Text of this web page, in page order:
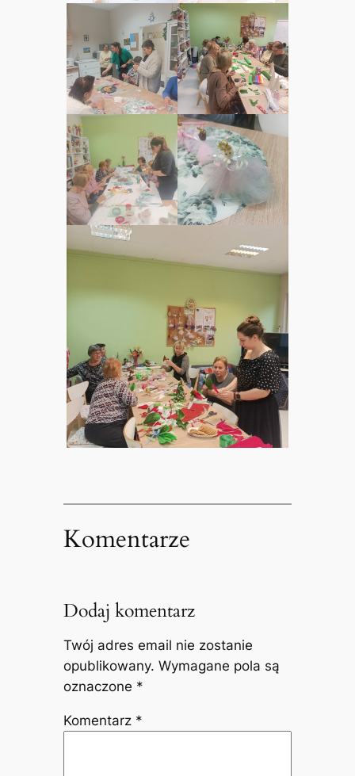
Komentarze
Dodaj komentarz
Twój adres email nie zostanie
opublikowany. Wymagane pola są
oznaczone *
Komentarz *